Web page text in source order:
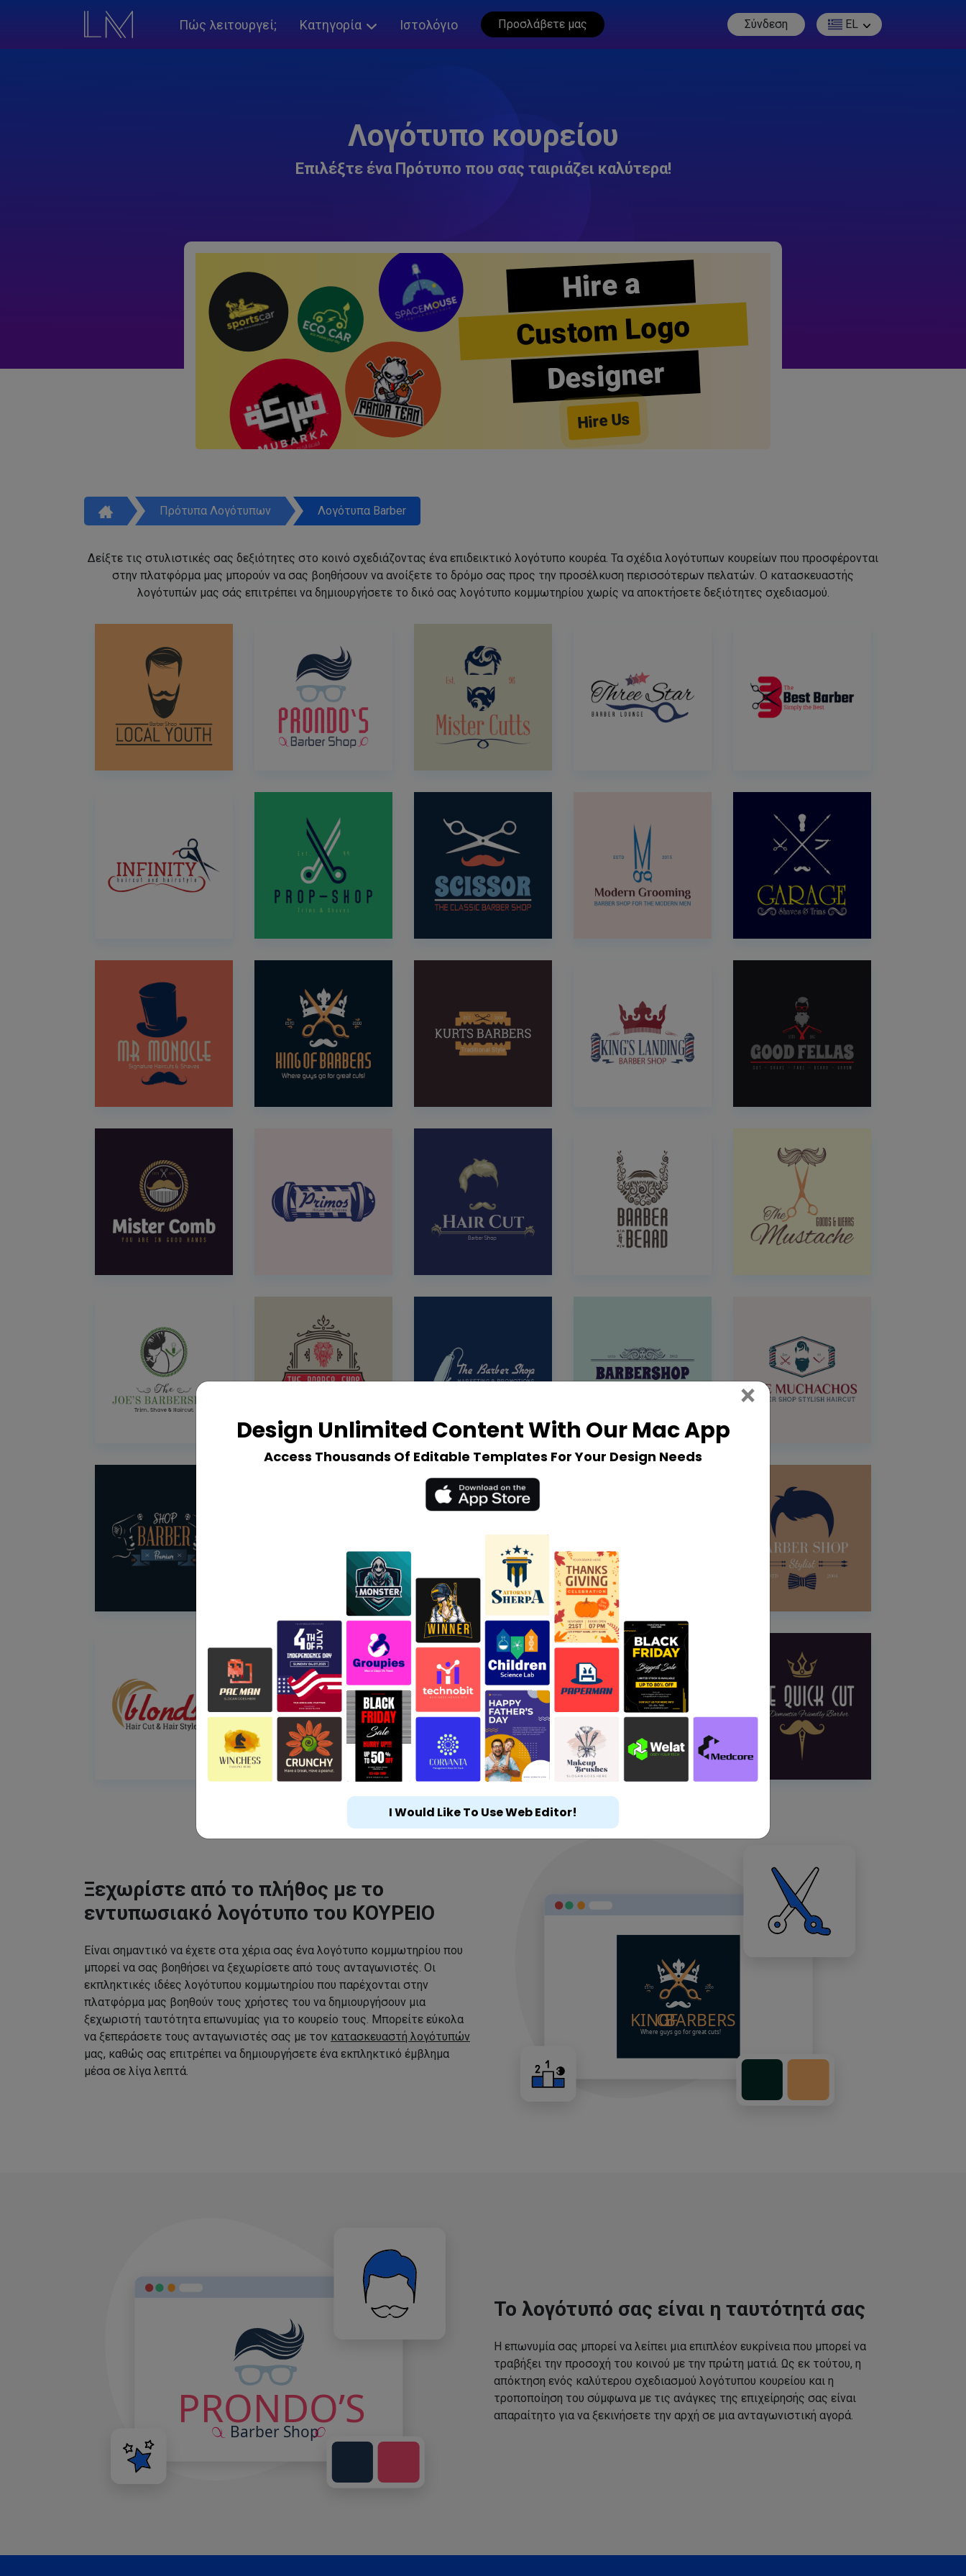
Πώς λειτουργεί; Κατηγορία Ιστολόγιο Προσλάβετε μας Σύνδεση EL
Λογότυπο κουρείου
Επιλέξτε ένα Πρότυπο που σας ταιριάζει καλύτερα!
Hire a
Custom Logo
Designer
Hire Us
Πρότυπα Λογότυπων Λογότυπα Barber
Δείξτε τις στυλιστικές σας δεξιότητες στο κοινό σχεδιάζοντας ένα επιδεικτικό λογότυπο κουρέα. Τα σχέδια λογότυπων κουρείων που προσφέρονται
στην πλατφόρμα μας μπορούν να σας βοηθήσουν να ανοίξετε το δρόμο σας προς την προσέλκυση περισσότερων πελατών. Ο κατασκευαστής
λογότυπών μας σάς επιτρέπει να δημιουργήσετε το δικό σας λογότυπο κομμωτηρίου χωρίς να αποκτήσετε δεξιότητες σχεδιασμού.
Ξεχωρίστε από το πλήθος με το
εντυπωσιακό λογότυπο του ΚΟΥΡΕΙΟ
Είναι σημαντικό να έχετε στα χέρια σας ένα λογότυπο κομμωτηρίου που
μπορεί να σας βοηθήσει να ξεχωρίσετε από τους ανταγωνιστές. Οι
εκπληκτικές ιδέες λογότυπου κομμωτηρίου που παρέχονται στην
πλατφόρμα μας βοηθούν τους χρήστες του να δημιουργήσουν μια
ξεχωριστή ταυτότητα επωνυμίας για το κουρείο τους. Μπορείτε εύκολα
να ξεπεράσετε τους ανταγωνιστές σας με τον κατασκευαστή λογότυπών
μας, καθώς σας επιτρέπει να δημιουργήσετε ένα εκπληκτικό έμβλημα
μέσα σε λίγα λεπτά.
Το λογότυπό σας είναι η ταυτότητά σας
Η επωνυμία σας μπορεί να λείπει μια επιπλέον ευκρίνεια που μπορεί να
τραβήξει την προσοχή του κοινού με την πρώτη ματιά. Ως εκ τούτου, η
απόκτηση ενός καλύτερου σχεδιασμού λογότυπου κουρείου και η
τροποποίηση του σύμφωνα με τις ανάγκες της επιχείρησής σας είναι
απαραίτητο για να ξεκινήσετε την αρχή σε μια ανταγωνιστική αγορά.
Design Unlimited Content With Our Mac App
Access Thousands Of Editable Templates For Your Design Needs
× Close
I Would Like To Use Web Editor!